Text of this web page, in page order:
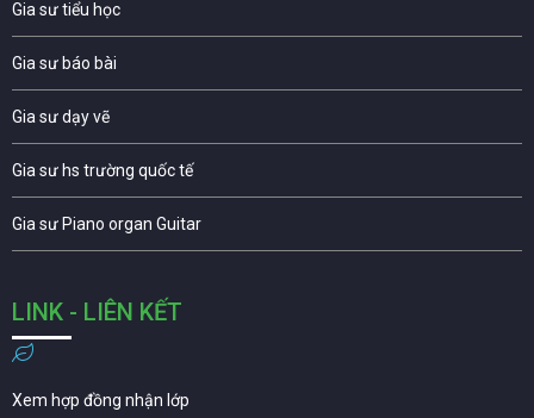
Gia sư tiểu học
Gia sư báo bài
Gia sư dạy vẽ
Gia sư hs trường quốc tế
Gia sư Piano organ Guitar
LINK - LIÊN KẾT
Xem hợp đồng nhận lớp